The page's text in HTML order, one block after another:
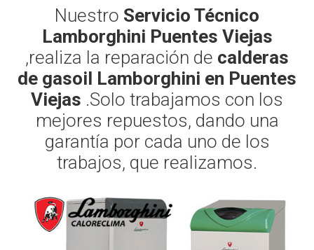
Nuestro Servicio Técnico
Lamborghini Puentes Viejas
,realiza la reparación de calderas
de gasoil Lamborghini en Puentes
Viejas .Solo trabajamos con los
mejores repuestos, dando una
garantía por cada uno de los
trabajos, que realizamos.